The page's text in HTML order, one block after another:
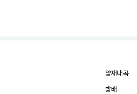
양재내곡
방배